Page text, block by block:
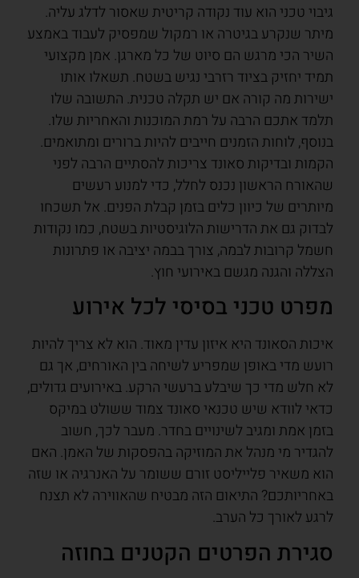
גיבוי טכני הוא עוד נקודה קריטית שאסור לדלג עליה.
מיתר שנקרע בגיטרה או רמקול שמפסיק לעבוד באמצע
השיר הכי מרגש הם סיוט של כל מארגן. אמן מקצועי
תמיד יחזיק בציוד רזרבי נגיש בשטח. תשאלו אותו
ישירות מה קורה אם יש תקלה טכנית. התשובה שלו
תלמד אתכם הרבה על רמת המוכנות והאחריות שלו.
בנוסף, לוחות הזמנים חייבים להיות ברורים ומתואמים.
הקמות ובדיקות סאונד צריכות להסתיים הרבה לפני
שהאורח הראשון נכנס לחלל, כדי למנוע רעשים
מיותרים של כיוון כלים בזמן קבלת הפנים. אל תשכחו
לבדוק גם את הדרישות הלוגיסטיות בשטח, כמו נקודות
חשמל קרובות לבמה, צורך בבמה יציבה או פתרונות
הצללה והגנה מגשם באירועי חוץ.
מפרט טכני בסיסי לכל אירוע
איכות הסאונד היא איזון עדין מאוד. הוא לא צריך להיות
רועש מדי באופן שמפריע לשיחה בין האורחים, אך גם
לא חלש מדי כך שיבלע ברעשי הרקע. באירועים גדולים,
כדאי לוודא שיש טכנאי סאונד צמוד ששולט במיקס
בזמן אמת ומגיב לשינויים בחדר. מעבר לכך, חשוב
להגדיר מי מנהל את המוזיקה בהפסקות של האמן. האם
הוא משאיר פלייליסט זורם ששומר על האנרגיה או שזה
באחריותכם? התיאום הזה מבטיח שהאווירה לא תצנח
לרגע לאורך כל הערב.
סגירת הפרטים הקטנים בחוזה